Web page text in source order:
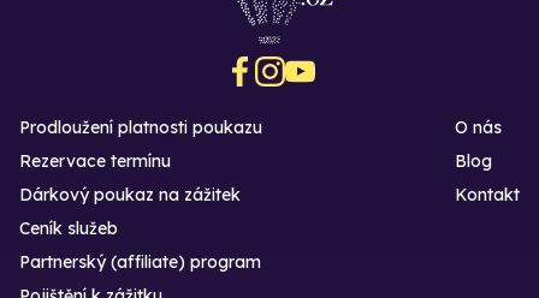
Prodloužení platnosti poukazu
Rezervace termínu
Dárkový poukaz na zážitek
O nás
Blog
Kontakt
Ceník služeb
Partnerský (affiliate) program